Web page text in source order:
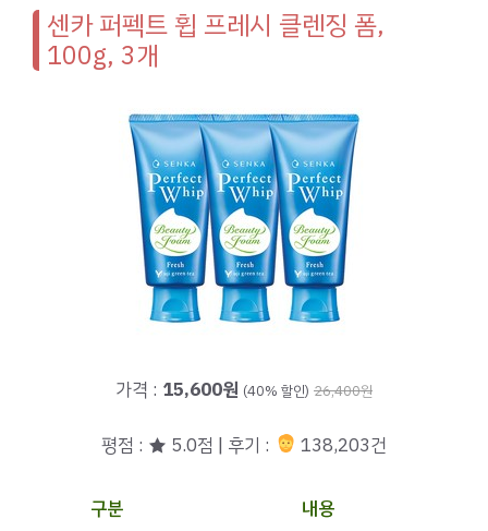
센카 퍼펙트 휩 프레시 클렌징 폼,
100g, 3개
가격 : 15,600원 (40% 할인) 26,400원
평점 : ★ 5.0점 | 후기 : 138,203건
구분
내용